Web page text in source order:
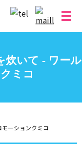
メ
炊いて - ワール
ミコ
ーションクミコ